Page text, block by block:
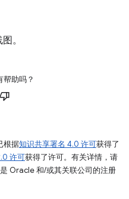
。
帮助吗？
根据知识共享署名 4.0 许可获得了
许可获得了许可。有关详情，请
Oracle 和/或其关联公司的注册